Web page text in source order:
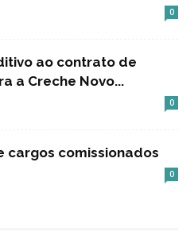
0
ao contrato de
a Creche Novo...
0
cargos comissionados
0